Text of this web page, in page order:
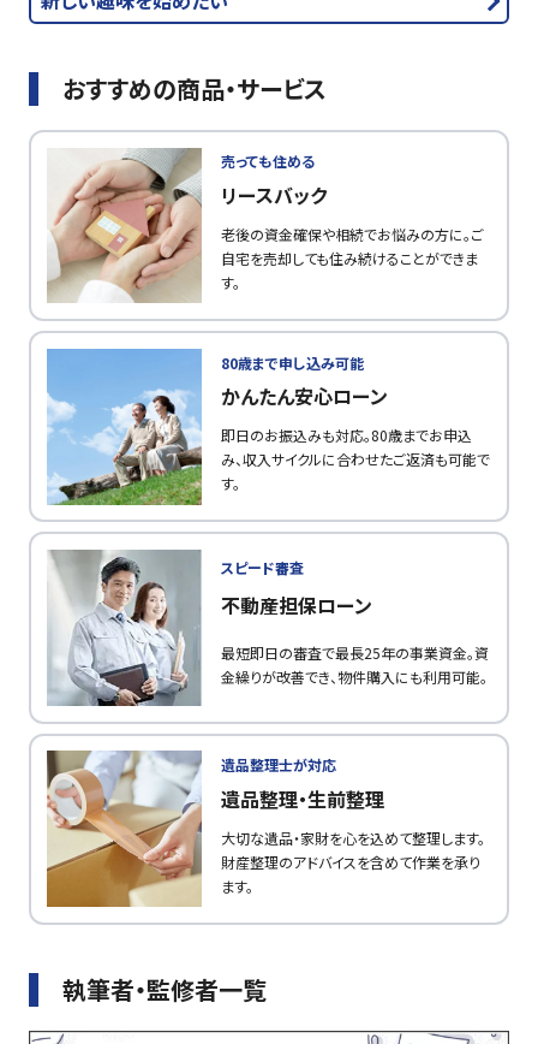
おすすめの商品・サービス
売っても住める
リースバック
老後の資金確保や相続でお悩みの方に。ご
自宅を売却しても住み続けることができま
す。
80歳まで申し込み可能
かんたん安心ローン
即日のお振込みも対応。80歳までお申込
み、収入サイクルに合わせたご返済も可能で
す。
スピード審査
不動産担保ローン
最短即日の審査で最長25年の事業資金。資
金繰りが改善でき、物件購入にも利用可能。
遺品整理士が対応
遺品整理・生前整理
大切な遺品・家財を心を込めて整理します。
財産整理のアドバイスを含めて作業を承り
ます。
執筆者・監修者一覧